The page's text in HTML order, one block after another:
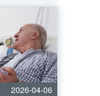
2026-04-06